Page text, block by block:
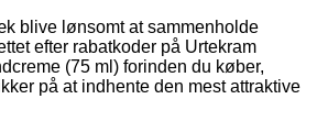
blive lønsomt at sammenholde
efter rabatkoder på Urtekram
(75 ml) forinden du køber,
på at indhente den mest attraktive